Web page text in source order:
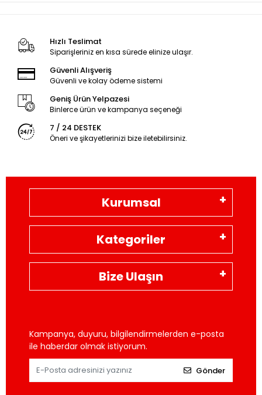
Hızlı Teslimat
Siparişleriniz en kısa sürede elinize ulaşır.
Güvenli Alışveriş
Güvenli ve kolay ödeme sistemi
Geniş Ürün Yelpazesi
Binlerce ürün ve kampanya seçeneği
7 / 24 DESTEK
Öneri ve şikayetlerinizi bize iletebilirsiniz.
Kurumsal
Kategoriler
Bize Ulaşın
Kampanya, duyuru, bilgilendirmelerden e-posta
ile haberdar olmak istiyorum.
Gönder